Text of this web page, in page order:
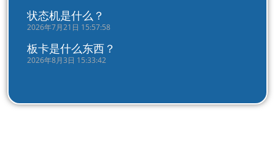
状态机是什么？
2026年7月21日 15:57:58
板卡是什么东西？
2026年8月3日 15:33:42